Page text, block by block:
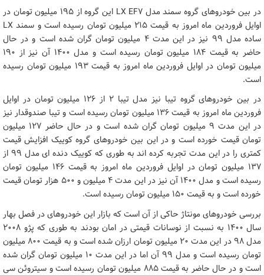
در بین خودروهای گروه سمند مدل LX EF۷ این گروه از ۱۹۵ میلیون تومان در
اوایل فروردین ماه امروز به قیمت ۲۱۵ میلیون تومان رسیده است و سمند LX
ساده مدل ۹۹ نیز در این مدت ۴ میلیون تومان گران شده است و در حال
حاضر به قیمت ۱۸۴ میلیون تومان رسیده است و مدل ۱۴۰۰ آن نیز از ۱۹۰
میلیون تومان در اوایل فروردین ماه امروز به قیمت ۱۹۳ میلیون تومان رسیده
است.
در بین خودروهای گروه تیبا نیز مدل تیبا ۲ از ۱۲۶ میلیون تومان در اوایل
فروردین ماه امروز به قیمت ۱۳۶ میلیون تومان رسیده است و تیبا صندوقدار نیز
در این مدت ۹ میلیون تومان گران شده است و در حال حاضر ۱۲۷ میلیون
تومان قیمت خورده است و در این بین خودروهای گروه کوییک افزایش قیمت
کمتری را در این مدت تجربه کرده اند به طوری که کوییک دنده ای مدل ۹۹ از
۱۳۷ میلیون تومان در اوایل فروردین ماه امروز به قیمت ۱۴۶ میلیون تومان
رسیده است و مدل ۱۴۰۰ آن نیز در این مدت ۴ میلیون و ۵۰۰ هزار تومان قیمت
خورده است و به قیمت ۱۵۰ میلیون تومان رسیده است.
بررسی خودروهای مونتاژ حاکی از آن است که بازار این خودروهای در فصل بهار
سال ۱۴۰۰ به نسبت از نوسانات قیمتی در امان بودند به طوری که پژو ۲۰۰۸
مدل ۹۸ در این مدت ۲۰ میلیون تومان ارزان شده است و به قیمت ۸۰۰ میلیون
تومان رسیده است و مدل ۹۹ آن اما در این مدت ۱۰ میلیون تومان گران شده
است و در حال حاضر به قیمت ۸۸۵ میلیون تومان رسیده است و سیتروئن سی